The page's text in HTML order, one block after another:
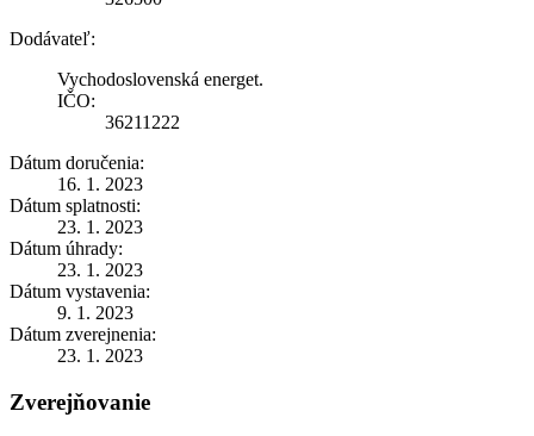
Dodávateľ:
Vychodoslovenská energet.
IČO:
36211222
Dátum doručenia:
16. 1. 2023
Dátum splatnosti:
23. 1. 2023
Dátum úhrady:
23. 1. 2023
Dátum vystavenia:
9. 1. 2023
Dátum zverejnenia:
23. 1. 2023
Zverejňovanie